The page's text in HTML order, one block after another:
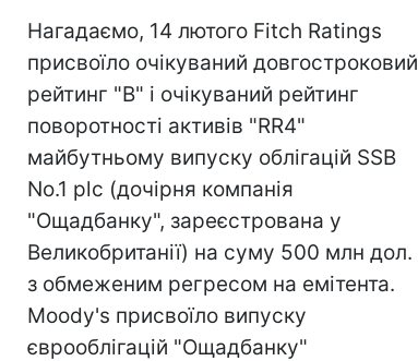
Нагадаємо, 14 лютого Fitch Ratings
присвоїло очікуваний довгостроковий
рейтинг "B" і очікуваний рейтинг
поворотності активів "RR4"
майбутньому випуску облігацій SSB
No.1 plc (дочірня компанія
"Ощадбанку", зареєстрована у
Великобританії) на суму 500 млн дол.
з обмеженим регресом на емітента.
Moody's присвоїло випуску
єврооблігацій "Ощадбанку"